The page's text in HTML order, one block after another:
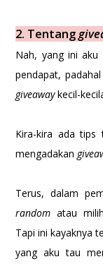
2. Tentang
Nah, yang ini
pendapat,
giveawaykecil-
Kira-kira ada tips
mengadakan
Terus, dalam
randomatau
Tapi ini kayaknya
yang aku tau